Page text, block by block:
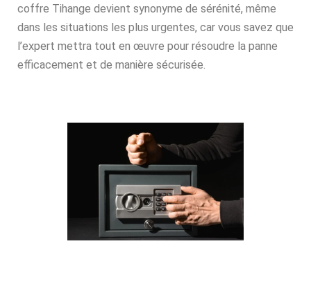
coffre Tihange devient synonyme de sérénité, même
dans les situations les plus urgentes, car vous savez que
l’expert mettra tout en œuvre pour résoudre la panne
efficacement et de manière sécurisée.